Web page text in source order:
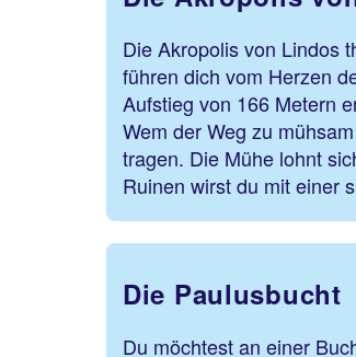
Die Akropolis von Lindos
führen dich vom Herzen
Aufstieg von 166 Metern
Wem der Weg zu
tragen. Die Mühe lohnt
Ruinen wirst du mit einer
Die Paulusbucht
Du möchtest an einer